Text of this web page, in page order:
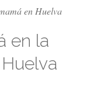
en Huelva
en la